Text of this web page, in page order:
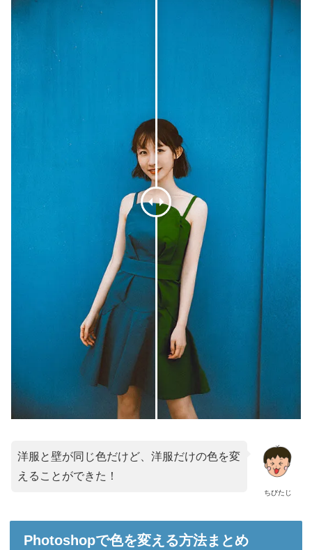
ちびたじ
洋服と壁が同じ色だけど、洋服だけの色を変
えることができた！
Photoshopで色を変える方法まとめ